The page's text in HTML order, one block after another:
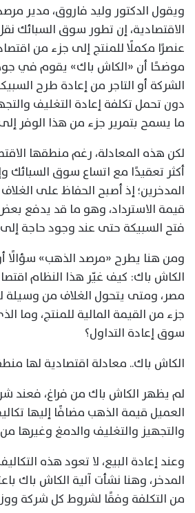
ويقول الدكتور وليد فاروق، مدير
الاقتصادية، إن تطور سوق السبائك
عنصرًا مكملًا للمنتج إلى جزء من
موضحًا أن «الكاش باك» يقوم في
الشركة أو التاجر من إعادة طرح
دون تحمل تكلفة إعادة التغليف
ما يسمح بتمرير جزء من هذا الوفر
لكن هذه المعادلة، رغم منطقها
أكثر تعقيدًا مع اتساع سوق السبائك
المدخرين؛ إذ أصبح الحفاظ على
قيمة الاسترداد، وهو ما قد يدفع
فتح السبيكة حتى عند وجود حاجة
ومن هنا يطرح «مرصد الذهب»
الكاش باك: كيف غيّر هذا النظام
مصر، ومتى يتحول الغلاف من وسيلة
جزء من القيمة المالية للمنتج، وما
سوق إعادة التداول؟
الكاش باك.. معادلة اقتصادية لها
لم يظهر الكاش باك من فراغ، فعند
العميل قيمة الذهب مضافًا إليها
والتجهيز والتغليف والدمغ وغيرها
وعند إعادة البيع، لا تعود هذه
المدخر، وهنا نشأت آلية الكاش باك
من التكلفة وفقًا لشروط كل شركة